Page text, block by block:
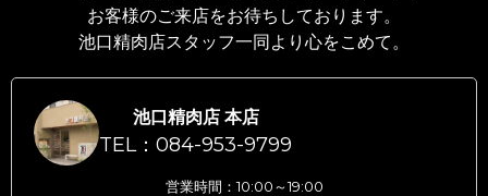
お客様のご来店をお待ちしております。
池口精肉店スタッフ一同より心をこめて。
池口精肉店 本店
TEL：084-953-9799
営業時間：10:00～19:00